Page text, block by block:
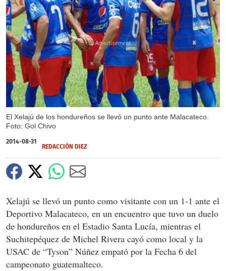
El Xelajú de los hondureños se llevó un punto ante Malacateco.
Foto: Gol Chivo
X
2014-08-31
REDACCIÓN DIEZ
Xelajú se llevó un punto como visitante con un 1-1 ante el
Deportivo Malacateco, en un encuentro que tuvo un duelo
de hondureños en el Estadio Santa Lucía, mientras el
Suchitepéquez de Michel Rivera cayó como local y la
USAC de “Tyson” Núñez empató por la Fecha 6 del
campeonato guatemalteco.